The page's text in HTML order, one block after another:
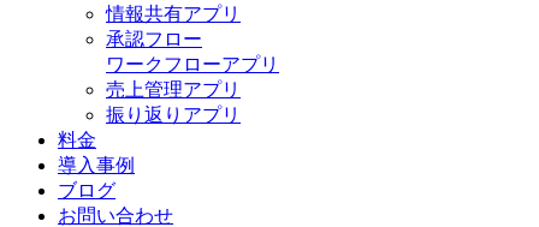
情報共有アプリ
承認フロー
ワークフローアプリ
売上管理アプリ
振り返りアプリ
料金
導入事例
ブログ
お問い合わせ